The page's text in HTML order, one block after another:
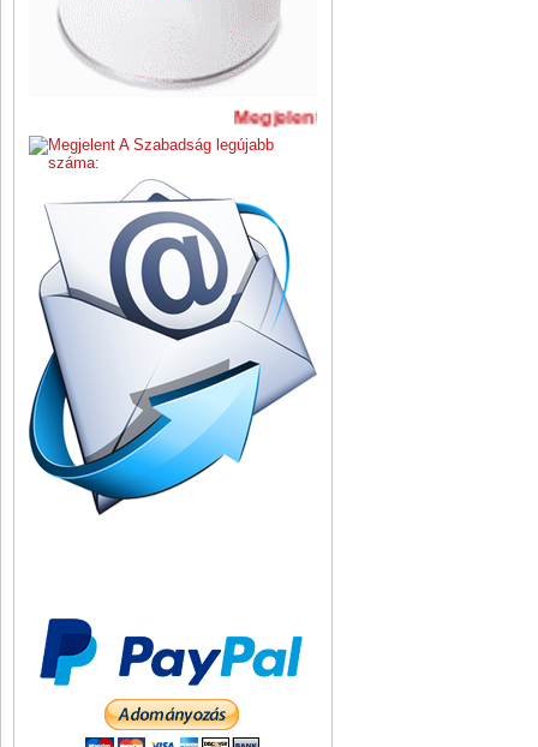
Megjelent A Szabadság legújabb